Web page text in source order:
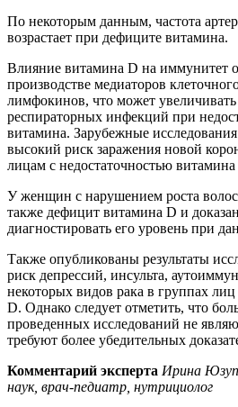
По некоторым данным, частота
возрастает при дефиците витамина.
Влияние витамина D на иммунитет
производстве медиаторов
лимфокинов, что может увеличивать
респираторных инфекций при
витамина. Зарубежные
высокий риск заражения новой
лицам с недостаточностью
У женщин с нарушением роста
также дефицит витамина D и
диагностировать его уровень при
Также опубликованы результаты
риск депрессий, инсульта,
некоторых видов рака в группах
D. Однако следует отметить, что
проведенных исследований не
требуют более убедительных
Комментарий эксперта Ирина
наук, врач-педиатр, нутрициолог